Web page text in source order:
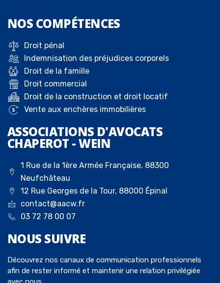
NOS COMPÉTENCES
Droit pénal
Indemnisation des préjudices corporels
Droit de la famille
Droit commercial
Droit de la construction et droit locatif
Vente aux enchères immobilières
ASSOCIATIONS D'AVOCATS
CHAPEROT - WEIN
1 Rue de la 1ère Armée Française, 88300
Neufchâteau
12 Rue Georges de la Tour, 88000 Épinal
contact@aacw.fr
03 72 78 00 07
NOUS SUIVRE
Découvrez nos canaux de communication professionnels
afin de rester informé et maintenir une relation privilégiée